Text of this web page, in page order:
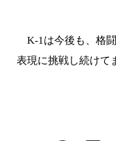
K-1は今後も、格
表現に挑戦し続けて